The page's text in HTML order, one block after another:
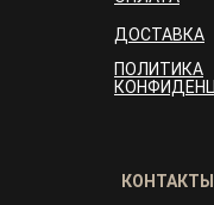
ДОСТАВКА
ПОЛИТИКА
КОНТАКТЫ